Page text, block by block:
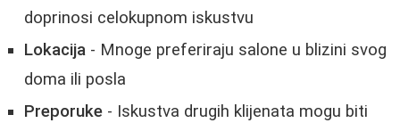
doprinosi celokupnom iskustvu
Lokacija - Mnoge preferiraju salone u blizini svog
doma ili posla
Preporuke - Iskustva drugih klijenata mogu biti